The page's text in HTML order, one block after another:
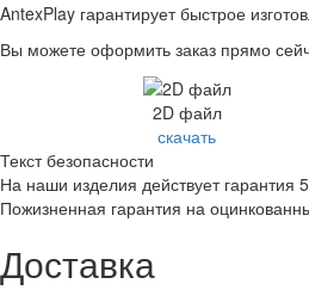
AntexPlay гарантирует быстрое
Вы можете оформить заказ прямо
2D файл
скачать
Текст безопасности
На наши изделия действует гарантия
Пожизненная гарантия на
Доставка